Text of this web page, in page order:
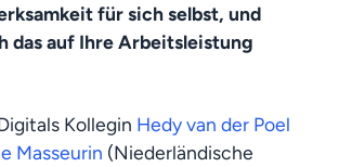
für sich selbst, und
das auf Ihre Arbeitsleistung
Kollegin Hedy van der Poel
Masseurin (Niederländische